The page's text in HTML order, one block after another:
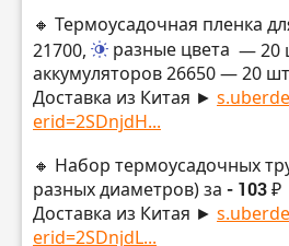
🔸 Термоусадочная пленка
21700,
разные цвета — 20
аккумуляторов 26650 — 20
Доставка из Китая ►
erid=2SDnjdH...
🔸 Набор термоусадочных
разных диаметров) за - 103 ₽
Доставка из Китая ►
erid=2SDnjdL...